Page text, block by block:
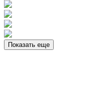
Показать еще